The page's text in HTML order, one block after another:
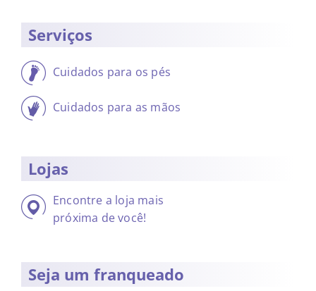
Serviços
Cuidados para os pés
Cuidados para as mãos
Lojas
Encontre a loja mais
próxima de você!
Seja um franqueado